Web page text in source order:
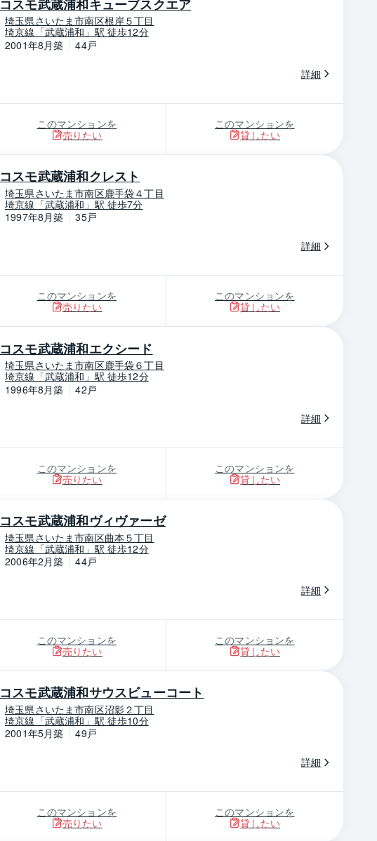
コスモ武蔵浦和キューブスクエア
埼玉県さいたま市南区根岸５丁目
埼京線「武蔵浦和」駅 徒歩12分
2001年8月築
44戸
詳細
このマンションを
売りたい
このマンションを
貸したい
コスモ武蔵浦和クレスト
埼玉県さいたま市南区鹿手袋４丁目
埼京線「武蔵浦和」駅 徒歩7分
1997年8月築
35戸
詳細
このマンションを
売りたい
このマンションを
貸したい
コスモ武蔵浦和エクシード
埼玉県さいたま市南区鹿手袋６丁目
埼京線「武蔵浦和」駅 徒歩12分
1996年8月築
42戸
詳細
このマンションを
売りたい
このマンションを
貸したい
コスモ武蔵浦和ヴィヴァーゼ
埼玉県さいたま市南区曲本５丁目
埼京線「武蔵浦和」駅 徒歩12分
2006年2月築
44戸
詳細
このマンションを
売りたい
このマンションを
貸したい
コスモ武蔵浦和サウスビューコート
埼玉県さいたま市南区沼影２丁目
埼京線「武蔵浦和」駅 徒歩10分
2001年5月築
49戸
詳細
このマンションを
売りたい
このマンションを
貸したい